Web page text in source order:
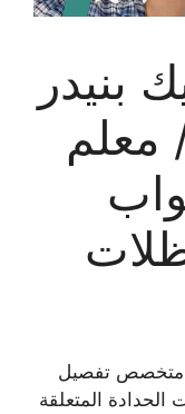
بنيدر
/ معلم
متخصص تفصيل
الحدادة المتعلقة